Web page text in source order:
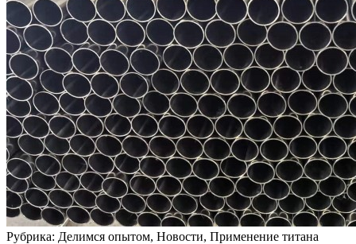
Рубрика: Делимся опытом, Новости, Применение титана